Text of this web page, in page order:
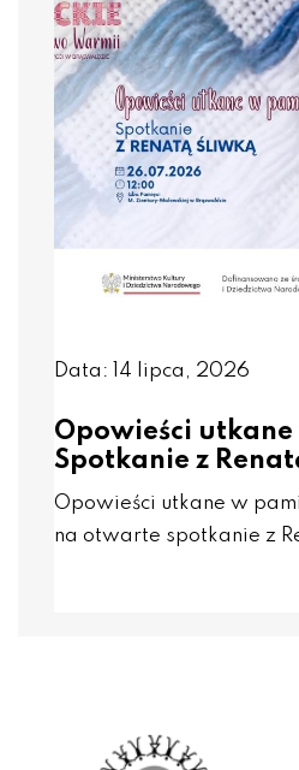
Data: 14 lipca, 2026
Opowieści
Spotkanie z
Opowieści utkane w
na otwarte spotkanie z